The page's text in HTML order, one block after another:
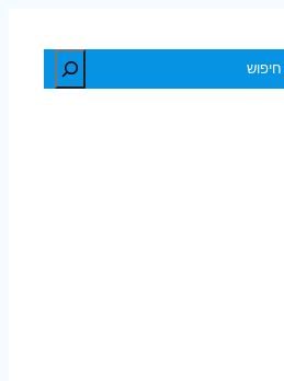
חיפוש